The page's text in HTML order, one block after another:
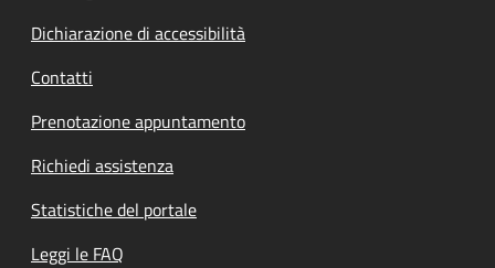
Dichiarazione di accessibilità
Contatti
Prenotazione appuntamento
Richiedi assistenza
Statistiche del portale
Leggi le FAQ